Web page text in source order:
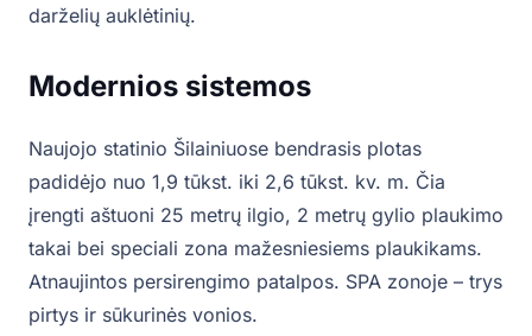
darželių auklėtinių.
Modernios sistemos
Naujojo statinio Šilainiuose bendrasis plotas
padidėjo nuo 1,9 tūkst. iki 2,6 tūkst. kv. m. Čia
įrengti aštuoni 25 metrų ilgio, 2 metrų gylio plaukimo
takai bei speciali zona mažesniesiems plaukikams.
Atnaujintos persirengimo patalpos. SPA zonoje – trys
pirtys ir sūkurinės vonios.